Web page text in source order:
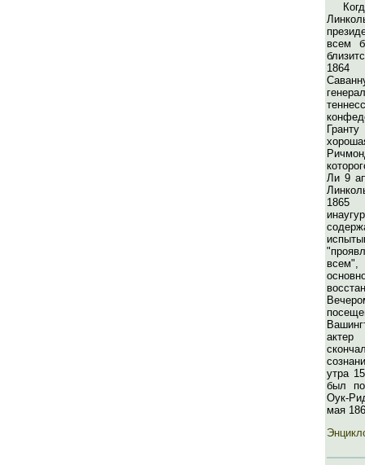
всем
1864
Ли 9
1865
утра
был
Оук-
мая